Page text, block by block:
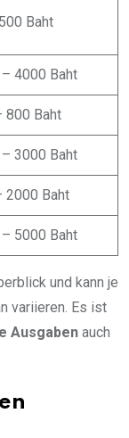
Baht
4000 Baht
800 Baht
3000 Baht
2000 Baht
5000 Baht
und kann je
variieren. Es ist
Ausgaben auch